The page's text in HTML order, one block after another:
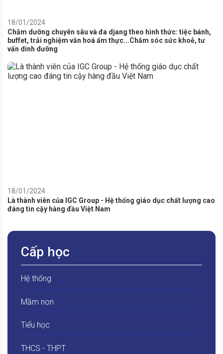
18/01/2024
Chăm dưỡng chuyên sâu và đa djang theo hình thức: tiệc bánh,
buffet, trải nghiệm văn hoá ẩm thực...Chăm sóc sức khoẻ, tư
vấn dinh dưỡng
18/01/2024
Là thành viên của IGC Group - Hệ thống giáo dục chất lượng cao
đáng tin cậy hàng đầu Việt Nam
Cấp học
Hệ thống
Mầm non
Tiểu học
THCS - THPT